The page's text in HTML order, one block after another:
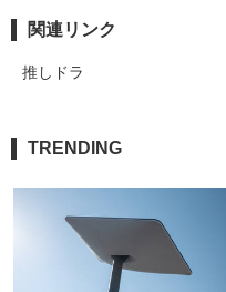
関連リンク
推しドラ
TRENDING